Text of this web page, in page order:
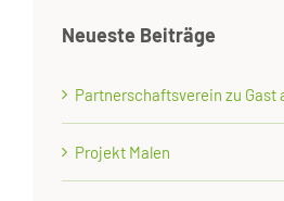
Neueste Beiträge
Partnerschaftsverein zu Gast
Projekt Malen